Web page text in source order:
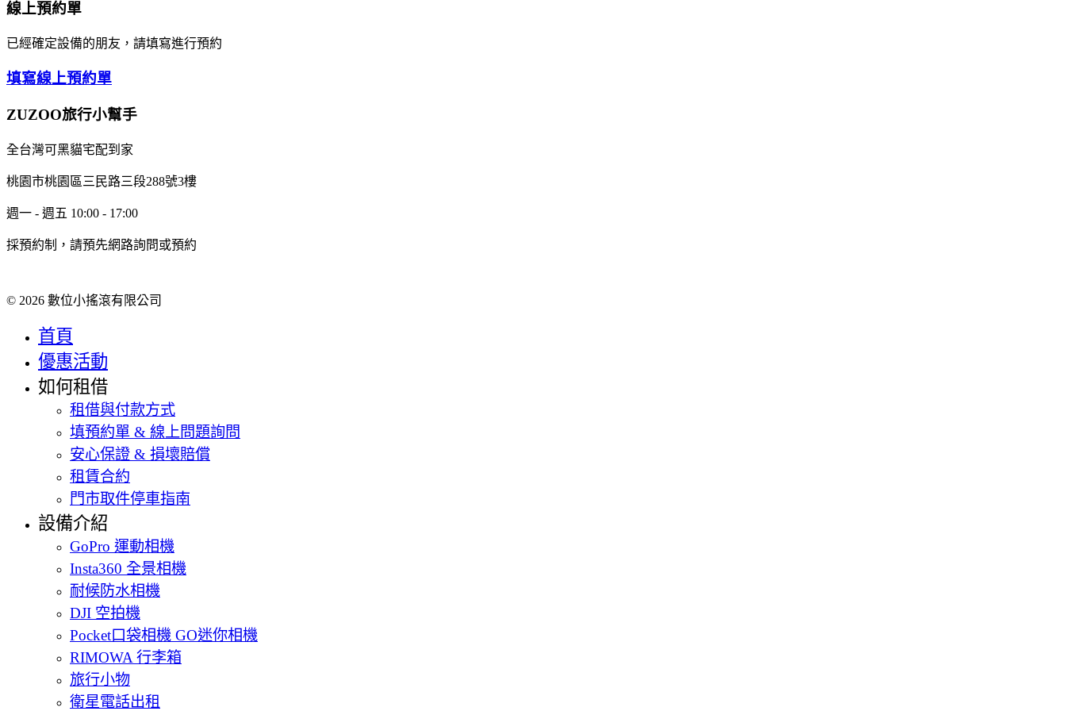
線上預約單
已經確定設備的朋友，請填寫進行預約
填寫線上預約單
ZUZOO旅行小幫手
全台灣可黑貓宅配到家
桃園市桃園區三民路三段288號3樓
週一 - 週五 10:00 - 17:00
採預約制，請預先網路詢問或預約
© 2026 數位小搖滾有限公司
首頁
優惠活動
如何租借
租借與付款方式
填預約單 & 線上問題詢問
安心保證 & 損壞賠償
租賃合約
門市取件停車指南
設備介紹
GoPro 運動相機
Insta360 全景相機
耐候防水相機
DJI 空拍機
Pocket口袋相機 GO迷你相機
RIMOWA 行李箱
旅行小物
衛星電話出租